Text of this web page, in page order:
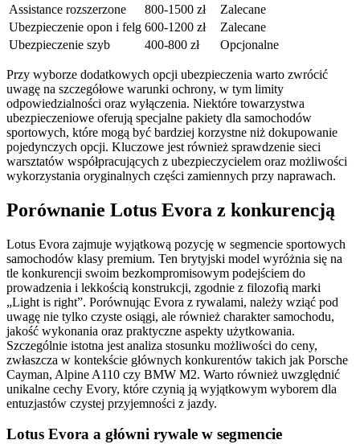
Assistance rozszerzone 800-1500 zł
Zalecane
Ubezpieczenie opon i felg 600-1200 zł
Zalecane
Ubezpieczenie szyb
400-800 zł Opcjonalne
Przy wyborze dodatkowych opcji ubezpieczenia warto zwrócić
uwagę na szczegółowe warunki ochrony, w tym limity
odpowiedzialności oraz wyłączenia. Niektóre towarzystwa
ubezpieczeniowe oferują specjalne pakiety dla samochodów
sportowych, które mogą być bardziej korzystne niż dokupowanie
pojedynczych opcji. Kluczowe jest również sprawdzenie sieci
warsztatów współpracujących z ubezpieczycielem oraz możliwości
wykorzystania oryginalnych części zamiennych przy naprawach.
Porównanie Lotus Evora z konkurencją
Lotus Evora zajmuje wyjątkową pozycję w segmencie sportowych
samochodów klasy premium. Ten brytyjski model wyróżnia się na
tle konkurencji swoim bezkompromisowym podejściem do
prowadzenia i lekkością konstrukcji, zgodnie z filozofią marki
„Light is right”. Porównując Evora z rywalami, należy wziąć pod
uwagę nie tylko czyste osiągi, ale również charakter samochodu,
jakość wykonania oraz praktyczne aspekty użytkowania.
Szczególnie istotna jest analiza stosunku możliwości do ceny,
zwłaszcza w kontekście głównych konkurentów takich jak Porsche
Cayman, Alpine A110 czy BMW M2. Warto również uwzględnić
unikalne cechy Evory, które czynią ją wyjątkowym wyborem dla
entuzjastów czystej przyjemności z jazdy.
Lotus Evora a główni rywale w segmencie